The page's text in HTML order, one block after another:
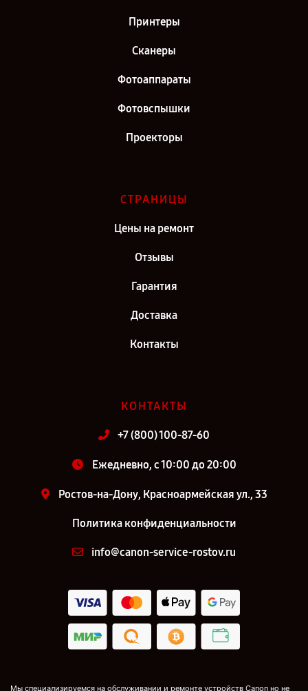
Принтеры
Сканеры
Фотоаппараты
Фотовспышки
Проекторы
СТРАНИЦЫ
Цены на ремонт
Отзывы
Гарантия
Доставка
Контакты
КОНТАКТЫ
+7 (800) 100-87-60
Ежедневно, с 10:00 до 20:00
Ростов-на-Дону, Красноармейская ул., 33
Политика конфиденциальности
info@canon-service-rostov.ru
Мы специализируемся на обслуживании и ремонте устройств Canon но не